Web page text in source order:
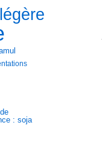
légère
: soja